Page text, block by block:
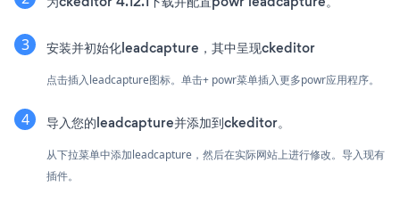
安装并初始化leadcapture，其中呈现ckeditor
点击插入leadcapture图标。单击+ powr菜单插入更多powr应用程序。
导入您的leadcapture并添加到ckeditor。
从下拉菜单中添加leadcapture，然后在实际网站上进行修改。导入现有
插件。